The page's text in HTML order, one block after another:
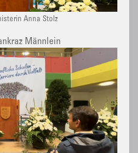
Anna Stolz
Männlein